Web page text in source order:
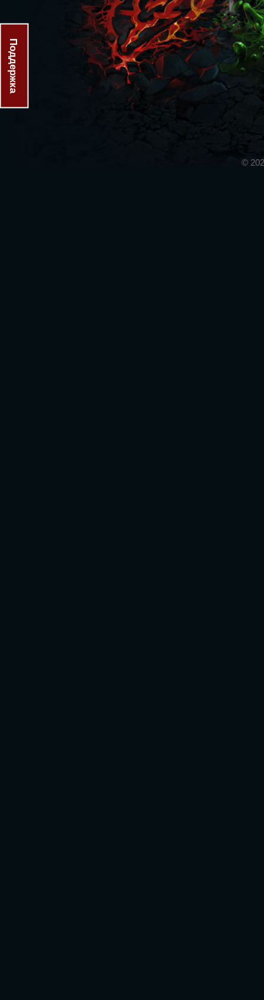
Поддержка
©